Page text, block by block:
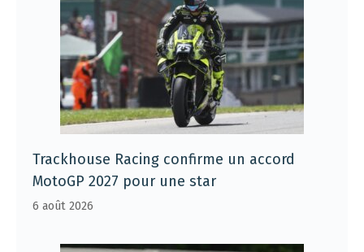
Trackhouse Racing confirme un accord
MotoGP 2027 pour une star
6 août 2026